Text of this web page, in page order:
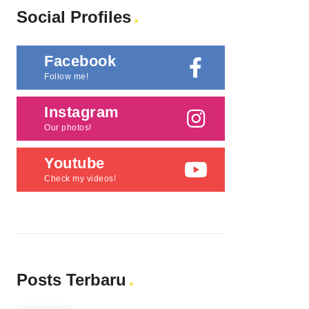
Social Profiles
Facebook
Follow me!
Instagram
Our photos!
Youtube
Check my videos!
Posts Terbaru